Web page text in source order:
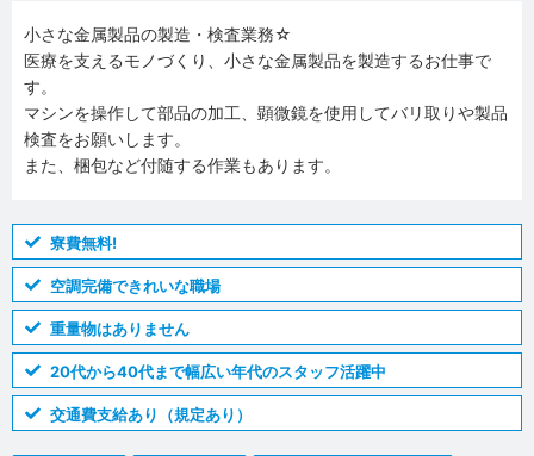
小さな金属製品の製造・検査業務☆
医療を支えるモノづくり、小さな金属製品を製造するお仕事で
す。
マシンを操作して部品の加工、顕微鏡を使用してバリ取りや製品
検査をお願いします。
また、梱包など付随する作業もあります。
寮費無料!
空調完備できれいな職場
重量物はありません
20代から40代まで幅広い年代のスタッフ活躍中
交通費支給あり（規定あり）